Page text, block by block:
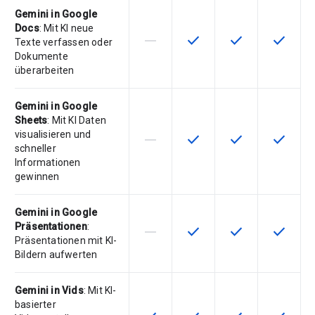
Gemini in Google
Docs: Mit KI neue
Texte verfassen oder
Dokumente
überarbeiten
Diese Funktion ist für die
horizontal_rule Diese Funktion ist für die
check Diese Funktion
check Diese
check
Gemini in Google
Sheets: Mit KI Daten
visualisieren und
schneller
Informationen
gewinnen
Diese Funktion ist für die
horizontal_rule Diese Funktion ist für die
check Diese Funktion
check Diese
check
Gemini in Google
Präsentationen:
Präsentationen mit KI-
Bildern aufwerten
Diese Funktion ist für die
horizontal_rule Diese Funktion ist für die
check Diese Funktion
check Diese
check
Gemini in Vids: Mit KI-
basierter